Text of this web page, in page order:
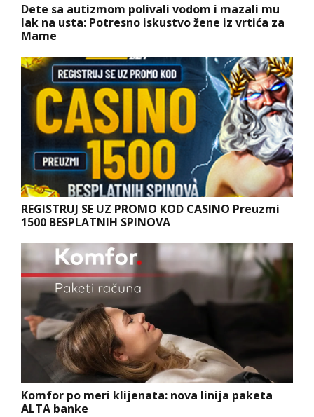
Dete sa autizmom polivali vodom i mazali mu
lak na usta: Potresno iskustvo žene iz vrtića za
Mame
REGISTRUJ SE UZ PROMO KOD CASINO Preuzmi
1500 BESPLATNIH SPINOVA
Komfor po meri klijenata: nova linija paketa
ALTA banke